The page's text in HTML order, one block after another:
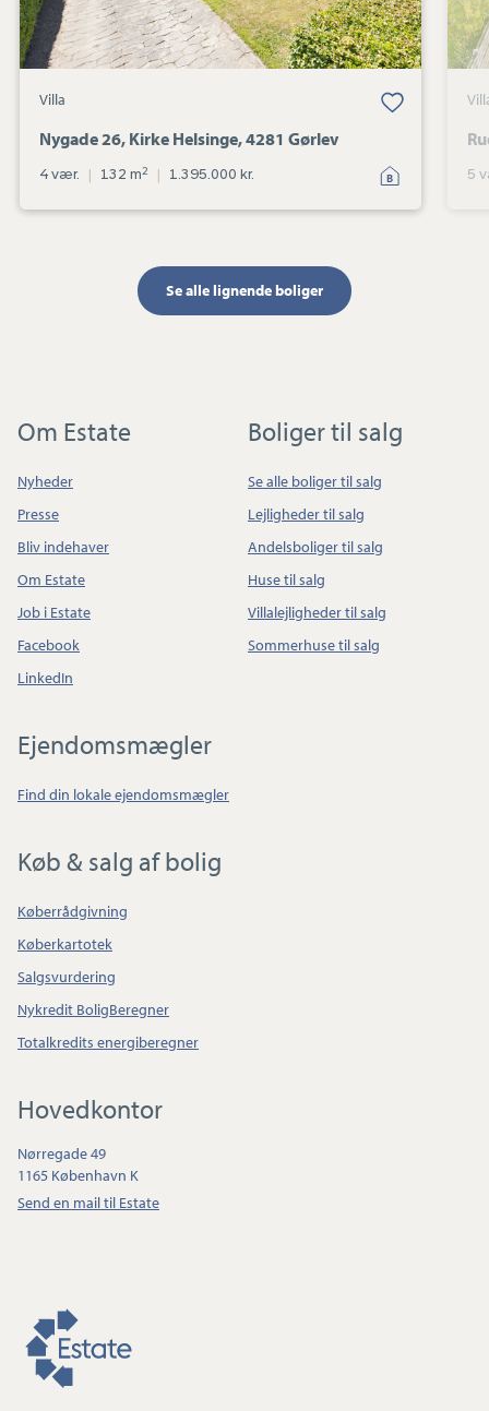
Villa
Nygade 26, Kirke Helsinge, 4281 Gørlev
4 vær. | 132 m2 | 1.395.000 kr. 5
Se alle lignende boliger
Om Estate
Nyheder
Presse
Bliv indehaver
Om Estate
Job i Estate
Facebook
LinkedIn
Boliger til salg
Se alle boliger til salg
Lejligheder til salg
Andelsboliger til salg
Huse til salg
Villalejligheder til salg
Sommerhuse til salg
Ejendomsmægler
Find din lokale ejendomsmægler
Køb & salg af bolig
Køberrådgivning
Køberkartotek
Salgsvurdering
Nykredit BoligBeregner
Totalkredits energiberegner
Hovedkontor
Nørregade 49
1165 København K
Send en mail til Estate